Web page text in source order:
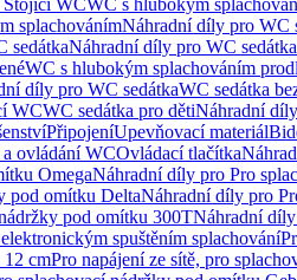
WCWC s hlubokým
splachovánímNáhradní díly pro WC
sedátkaNáhradní díly pro WC sedátka
WC s hlubokým splachováním
díly pro WC sedátkaWC sedátka
WCWC sedátka pro dětiNáhradní
PřipojeníUpevňovací materiál
ovládání WCOvládací tlačítka
OmegaNáhradní díly pro Pro
pod omítku DeltaNáhradní díly pro
pod omítku 300TNáhradní
spuštěním splachování
12 cmPro napájení ze sítě, pro